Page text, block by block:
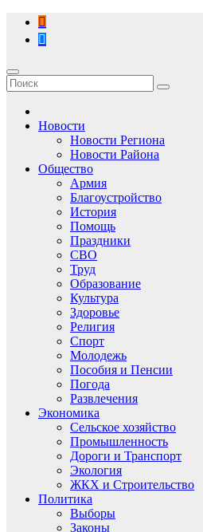
Перейти
содержимому
Новости
Новости Региона
Новости Района
Общество
Армия
Благоустройство
История
Помощь
Праздники
СВО
Труд
Образование
Культура
Здоровье
Религия
Спорт
Молодежь
Пособия и Пенсии
Погода
Развлечения
Экономика
Сельское хозяйство
Промышленность
Дороги и Транспорт
Экология
ЖКХ и Строительство
Политика
Выборы
Законы